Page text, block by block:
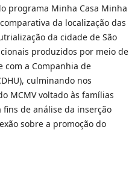
programa Minha Casa Minha
da localização das
da cidade de São
produzidos por meio de
com a Companhia de
culminando nos
MCMV voltado às famílias
de análise da inserção
sobre a promoção do